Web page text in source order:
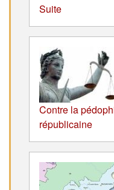
Suite
Contre la
républicaine